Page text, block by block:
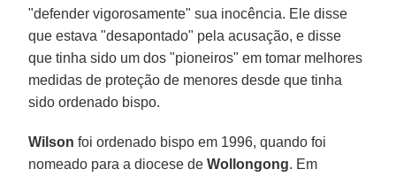
"defender vigorosamente" sua inocência. Ele disse
que estava "desapontado" pela acusação, e disse
que tinha sido um dos "pioneiros" em tomar melhores
medidas de proteção de menores desde que tinha
sido ordenado bispo.
Wilson foi ordenado bispo em 1996, quando foi
nomeado para a diocese deWollongong. Em